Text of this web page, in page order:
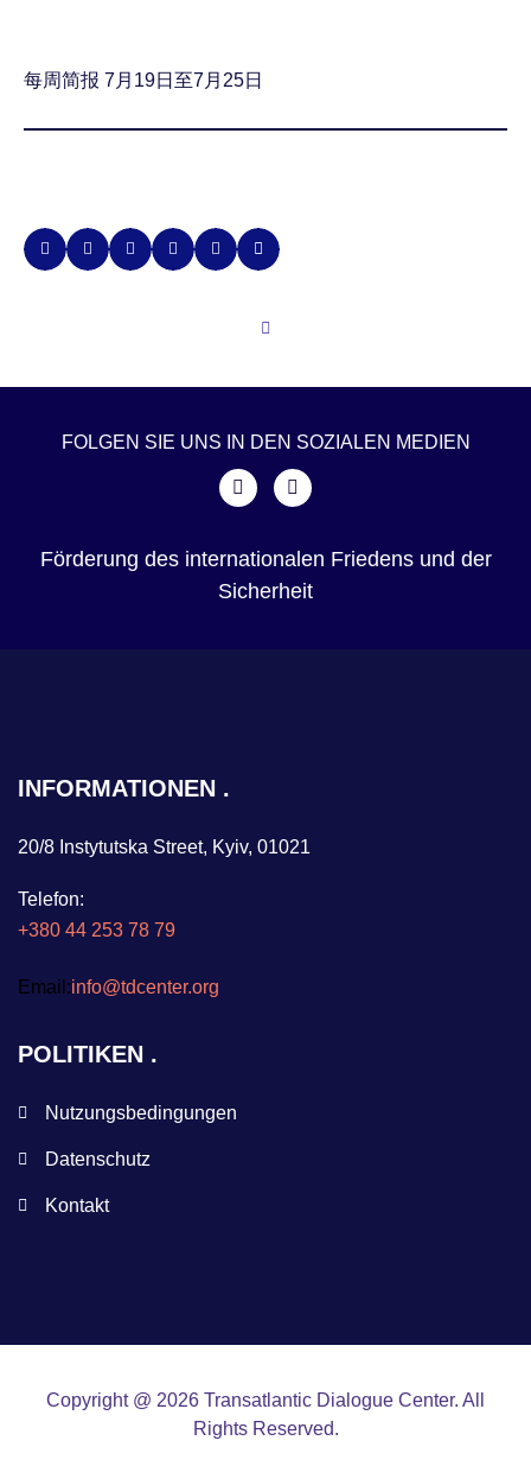
每周简报 7月19日至7月25日
FOLGEN SIE UNS IN DEN SOZIALEN MEDIEN
Förderung des internationalen Friedens und der
Sicherheit
INFORMATIONEN
20/8 Instytutska Street, Kyiv, 01021
Telefon:
+380 44 253 78 79
Email:info@tdcenter.org
POLITIKEN
Nutzungsbedingungen
Datenschutz
Kontakt
Copyright @ 2026 Transatlantic Dialogue Center. All
Rights Reserved.